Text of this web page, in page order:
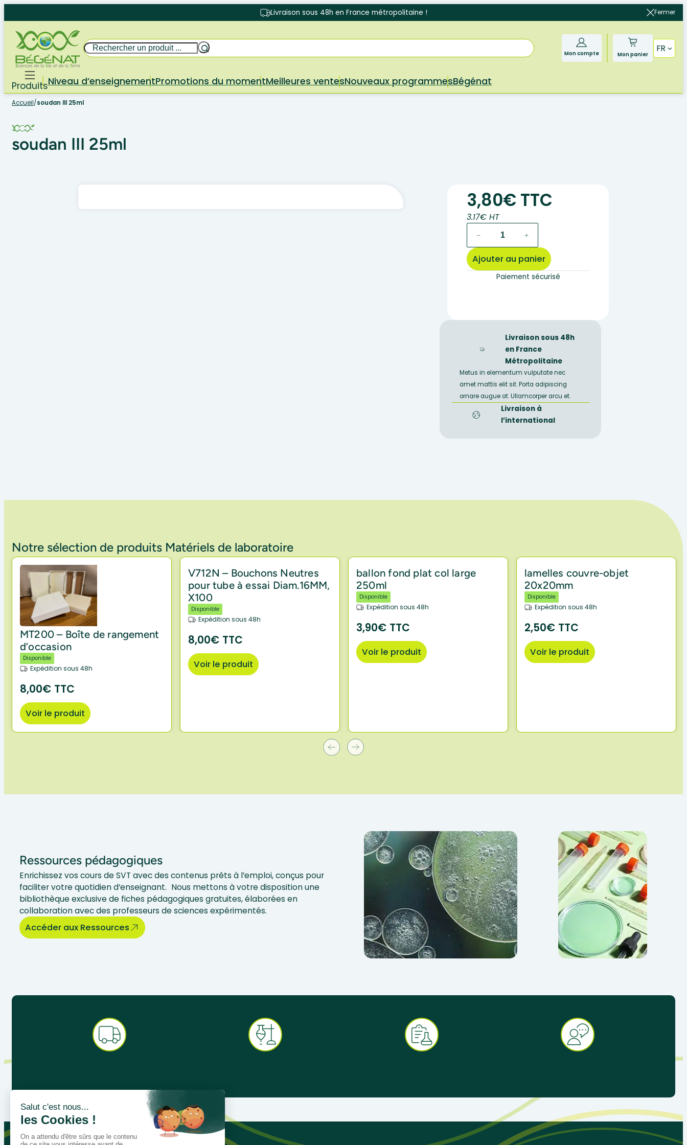
au
contenu
Fermer
Livraison sous 48h en France métropolitaine !
Mon compte Mon panier
FR
Produits
Rechercher
Niveau d’enseignementPromotions du momentMeilleures ventesNouveaux programmesBégénat
Accueil/soudan III 25ml
soudan III 25ml
3,80€ TTC
3.17€ HT
soudan
III
− +
Ajouter au panier
Paiement sécurisé
Livraison sous 48h
en France
Métropolitaine
Metus in elementum vulputate nec
amet mattis elit sit. Porta adipiscing
ornare augue at. Ullamcorper arcu et.
Livraison à
l’international
Notre sélection de produits Matériels de laboratoire
MT200 – Boîte de rangement
d’occasion
Disponible
Expédition sous 48h
8,00€ TTC
Voir le produit
V712N – Bouchons Neutres
pour tube à essai Diam.16MM,
X100
Disponible
Expédition sous 48h
8,00€ TTC
Voir le produit
ballon fond plat col large
250ml
Disponible
Expédition sous 48h
3,90€ TTC
Voir le produit
lamelles couvre-objet
20x20mm
Disponible
Expédition sous 48h
2,50€ TTC
Voir le produit
Ressources pédagogiques
Enrichissez vos cours de SVT avec des contenus prêts à l’emploi, conçus pour
faciliter votre quotidien d’enseignant. Nous mettons à votre disposition une
bibliothèque exclusive de fiches pédagogiques gratuites, élaborées en
collaboration avec des professeurs de sciences expérimentés.
Accéder aux Ressources